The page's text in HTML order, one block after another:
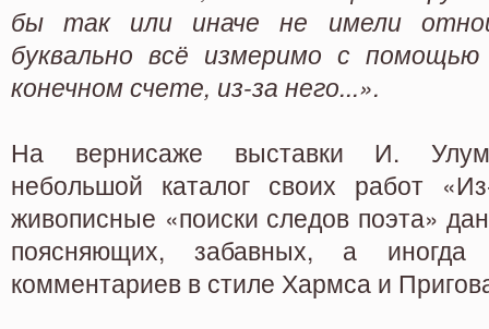
бы так или иначе не имели
буквально всё измеримо с
конечном счете, из-за него...».
На вернисаже выставки И.
небольшой каталог своих работ
живописные «поиски следов поэта»
поясняющих, забавных, а
комментариев в стиле Хармса и